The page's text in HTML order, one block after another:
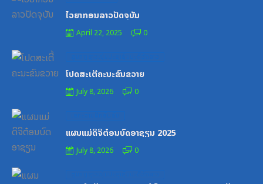
ໄວຍາກອນລາວປັດຈຸບັນ
April 22, 2025 0
ໂປດສະເຕີ້ຄະນະຂົນຂວາຍ
July 8, 2026 0
ແຜນແມ່ດິຈິຕ໋ອນບົດອາຊຽນ 2025
July 8, 2026 0